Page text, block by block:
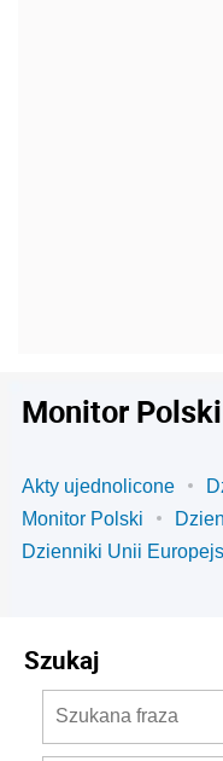
Monitor Polski
Akty ujednolicone
Monitor Polski
Dzienniki Unii
Szukaj